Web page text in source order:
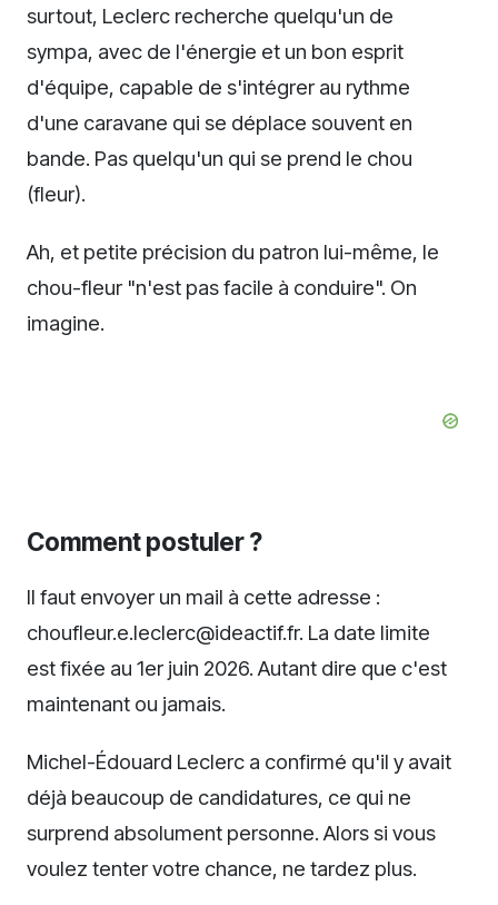
surtout, Leclerc recherche quelqu'un de
sympa, avec de l'énergie et un bon esprit
d'équipe, capable de s'intégrer au rythme
d'une caravane qui se déplace souvent en
bande. Pas quelqu'un qui se prend le chou
(fleur).
Ah, et petite précision du patron lui-même, le
chou-fleur "n'est pas facile à conduire". On
imagine.
Comment postuler ?
Il faut envoyer un mail à cette adresse :
choufleur.e.leclerc@ideactif.fr. La date limite
est fixée au 1er juin 2026. Autant dire que c'est
maintenant ou jamais.
Michel-Édouard Leclerc a confirmé qu'il y avait
déjà beaucoup de candidatures, ce qui ne
surprend absolument personne. Alors si vous
voulez tenter votre chance, ne tardez plus.